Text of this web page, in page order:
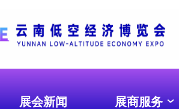
展会新闻 展商服务